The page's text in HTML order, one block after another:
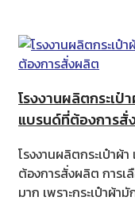
โรงงานผลิตกระเป๋
แบรนด์ที่ต้องการสั่
โรงงานผลิตกระเป๋าผ้
ต้องการสั่งผลิต การเ
มาก เพราะกระเป๋าผ้า